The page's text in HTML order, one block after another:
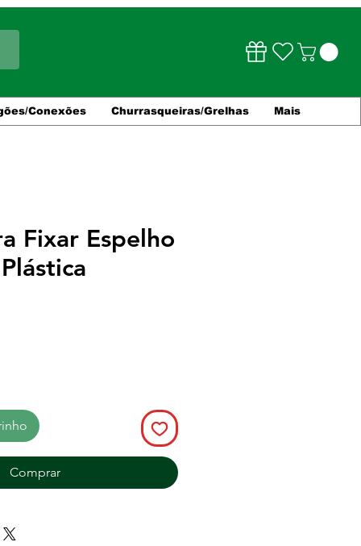
Conexões Churrasqueiras/Grelhas Mais
Fixar Espelho
Comprar